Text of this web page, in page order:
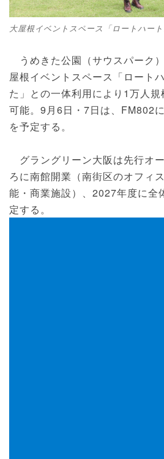
大屋根イベントスペース「ロートハー
うめきた公園（サウスパーク
屋根イベントスペース「ロート
た」との一体利用により1万人
可能。9月6日・7日は、FM802
を予定する。
グラングリーン大阪は先行オ
ろに南館開業（南街区のオフィ
能・商業施設）、2027年度に全
定する。